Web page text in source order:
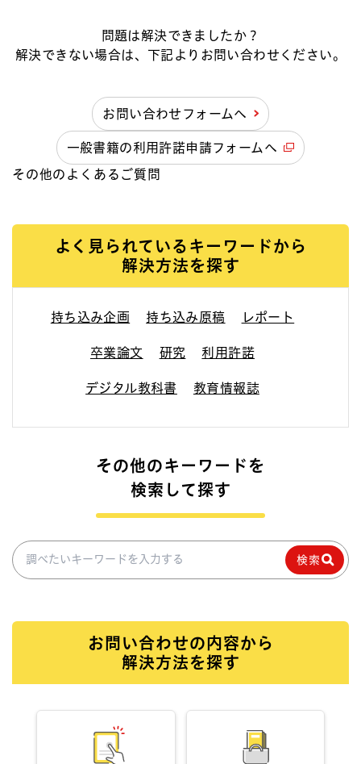
問題は解決できましたか？
解決できない場合は、下記よりお問い合わせください。
お問い合わせフォームへ
一般書籍の利用許諾申請フォームへ
その他のよくあるご質問
よく見られているキーワードから
解決方法を探す
持ち込み企画 持ち込み原稿 レポート
卒業論文 研究 利用許諾
デジタル教科書 教育情報誌
その他のキーワードを
検索して探す
調べたいキーワードを入力
検索
お問い合わせの内容から
解決方法を探す